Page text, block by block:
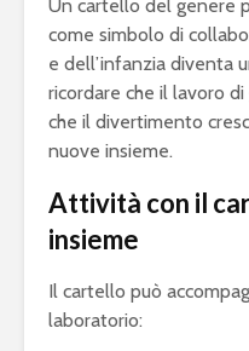
Un cartello del genere
come simbolo di
e dell’infanzia diventa
ricordare che il lavoro
che il divertimento
nuove insieme.
Attività con il
insieme
Il cartello può
laboratorio: